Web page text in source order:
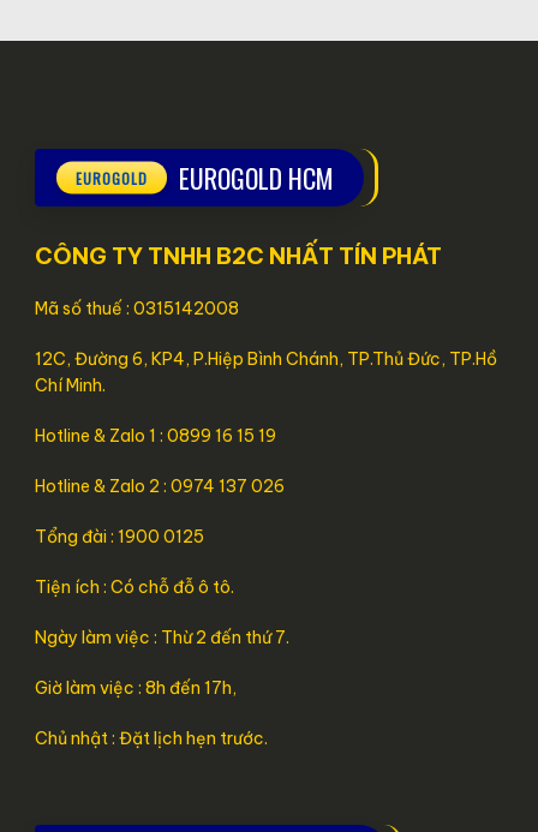
EUROGOLD HCM
CÔNG TY TNHH B2C NHẤT TÍN PHÁT
Mã số thuế : 0315142008
12C, Đường 6, KP4, P.Hiệp Bình Chánh, TP.Thủ Đức, TP.Hồ
Chí Minh.
Hotline & Zalo 1 : 0899 16 15 19
Hotline & Zalo 2 : 0974 137 026
Tổng đài : 1900 0125
Tiện ích : Có chỗ đỗ ô tô.
Ngày làm việc : Thừ 2 đến thứ 7.
Giờ làm việc : 8h đến 17h,
Chủ nhật : Đặt lịch hẹn trước.